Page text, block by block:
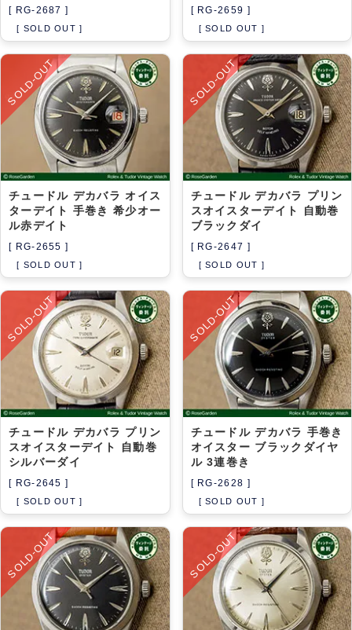
[ RG-2687 ]
[ SOLD OUT ]
[ RG-2659 ]
[ SOLD OUT ]
SOLD-OUT
チュードル デカバラ オイス
ターデイト 手巻き 希少オー
ル赤デイト
[ RG-2655 ]
[ SOLD OUT ]
SOLD-OUT
チュードル デカバラ プリン
スオイスターデイト 自動巻
ブラックダイ
[ RG-2647 ]
[ SOLD OUT ]
SOLD-OUT
チュードル デカバラ プリン
スオイスターデイト 自動巻
シルバーダイ
[ RG-2645 ]
[ SOLD OUT ]
SOLD-OUT
チュードル デカバラ 手巻き
オイスター ブラックダイヤ
ル 3連巻き
[ RG-2628 ]
[ SOLD OUT ]
SOLD-OUT SOLD-OUT